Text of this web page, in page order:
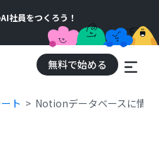
社員をつくろう！
無料で始める
ト Notionデータベースに情